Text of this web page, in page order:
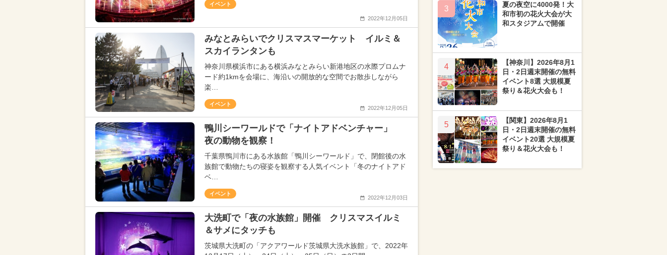
イベント
2022年12月05日
みなとみらいでクリスマスマーケット イルミ＆
スカイランタンも
神奈川県横浜市にある横浜みなとみらい新港地区の水際プロムナ
ード約1kmを会場に、海沿いの開放的な空間でお散歩しながら
楽…
イベント
2022年12月05日
鴨川シーワールドで「ナイトアドベンチャー」
夜の動物を観察！
千葉県鴨川市にある水族館「鴨川シーワールド」で、閉館後の水
族館で動物たちの寝姿を観察する人気イベント「冬のナイトアド
ベ…
イベント
2022年12月03日
大洗町で「夜の水族館」開催 クリスマスイルミ
＆サメにタッチも
茨城県大洗町の「アクアワールド茨城県大洗水族館」で、2022年
3
夏の夜空に4000発！大
和市初の花火大会が大
和スタジアムで開催
4
【神奈川】2026年8月1
日・2日週末開催の無料
イベント8選 大規模夏
祭り＆花火大会も！
5
【関東】2026年8月1
日・2日週末開催の無料
イベント20選 大規模夏
祭り＆花火大会も！